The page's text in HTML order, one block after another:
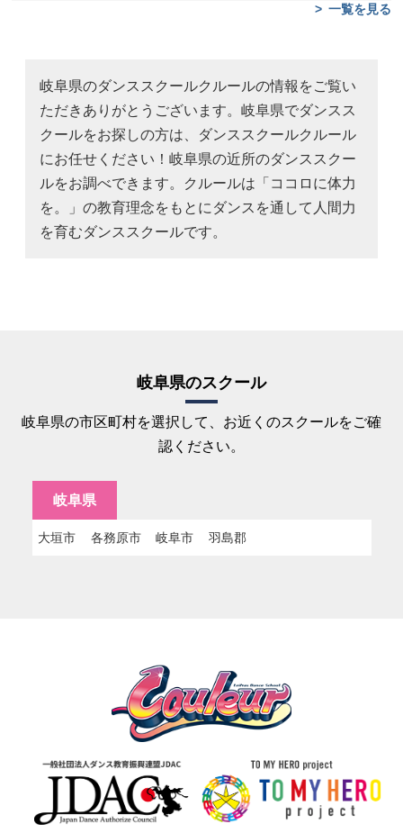
一覧を見る
岐阜県のダンススクールクルールの情報をご覧い
ただきありがとうございます。岐阜県でダンスス
クールをお探しの方は、ダンススクールクルール
にお任せください！岐阜県の近所のダンススクー
ルをお調べできます。クルールは「ココロに体力
を。」の教育理念をもとにダンスを通して人間力
を育むダンススクールです。
岐阜県のスクール
岐阜県の市区町村を選択して、お近くのスクールをご確
認ください。
岐阜県
大垣市 各務原市 岐阜市 羽島郡